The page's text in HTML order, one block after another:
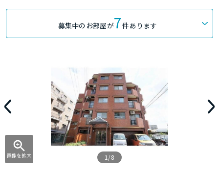
募集中のお部屋が7件あります
画像を拡大 1/8